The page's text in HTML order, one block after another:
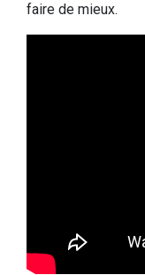
faire de mieux.